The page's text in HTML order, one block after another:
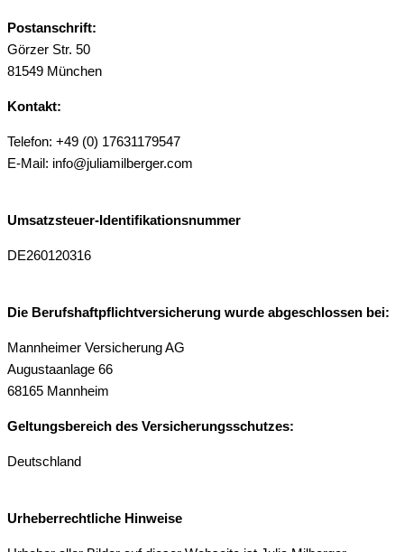
Postanschrift:
Görzer Str. 50
81549 München
Kontakt:
Telefon: +49 (0) 17631179547
E-Mail: info@juliamilberger.com
Umsatzsteuer-Identifikationsnummer
DE260120316
Die Berufshaftpflichtversicherung wurde abgeschlossen bei:
Mannheimer Versicherung AG
Augustaanlage 66
68165 Mannheim
Geltungsbereich des Versicherungsschutzes:
Deutschland
Urheberrechtliche Hinweise